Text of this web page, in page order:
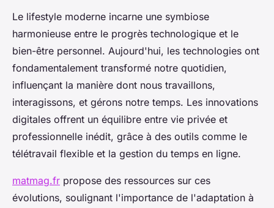
Le lifestyle moderne incarne une symbiose
harmonieuse entre le progrès technologique et le
bien-être personnel. Aujourd'hui, les technologies ont
fondamentalement transformé notre quotidien,
influençant la manière dont nous travaillons,
interagissons, et gérons notre temps. Les innovations
digitales offrent un équilibre entre vie privée et
professionnelle inédit, grâce à des outils comme le
télétravail flexible et la gestion du temps en ligne.
matmag.fr propose des ressources sur ces
évolutions, soulignant l'importance de l'adaptation à